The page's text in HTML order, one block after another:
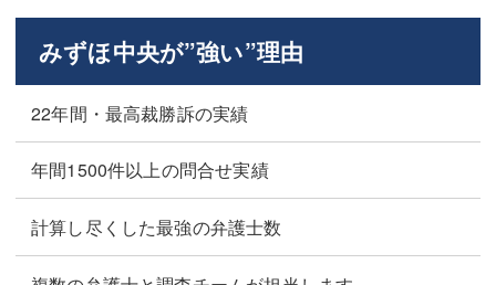
みずほ中央が”強い”理由
22年間・最高裁勝訴の実績
年間1500件以上の問合せ実績
計算し尽くした最強の弁護士数